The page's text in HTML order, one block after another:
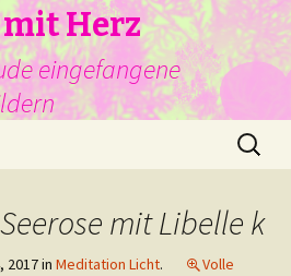
Herz
eingefangene
Suche
nach:
mit Libelle k
2017in Meditation Licht.
Volle